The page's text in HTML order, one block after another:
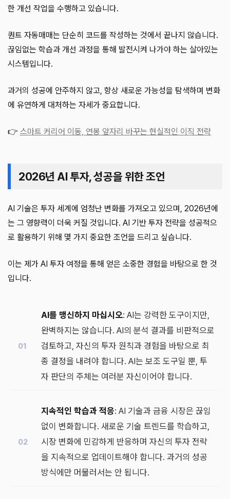
한 개선 작업을 수행하고 있습니다.
퀀트 자동매매는 단순히 코드를 작성하는 것에서 끝나지 않습니다.
끊임없는 학습과 개선 과정을 통해 발전시켜 나가야 하는 살아있는
시스템입니다.
과거의 성공에 안주하지 않고, 항상 새로운 가능성을 탐색하며 변화
에 유연하게 대처하는 자세가 중요합니다.
👉 스마트 커리어 이동, 연봉 앞자리 바꾸는 현실적인 이직 전략
2026년 AI 투자, 성공을 위한 조언
AI 기술은 투자 세계에 엄청난 변화를 가져오고 있으며, 2026년에
는 그 영향력이 더욱 커질 것입니다. AI 기반 투자 전략을 성공적으
로 활용하기 위해 몇 가지 중요한 조언을 드리고 싶습니다.
이는 제가 AI 투자 여정을 통해 얻은 소중한 경험을 바탕으로 한 것
입니다.
AI를 맹신하지 마십시오: AI는 강력한 도구이지만,
완벽하지는 않습니다. AI의 분석 결과를 비판적으로
검토하고, 자신의 투자 원칙과 경험을 바탕으로 최
종 결정을 내려야 합니다. AI는 보조 도구일 뿐, 투
자 판단의 주체는 여러분 자신이어야 합니다.
지속적인 학습과 적응: AI 기술과 금융 시장은 끊임
없이 변화합니다. 새로운 기술 트렌드를 학습하고,
시장 변화에 민감하게 반응하며 자신의 투자 전략
을 지속적으로 업데이트해야 합니다. 과거의 성공
방식에만 머물러서는 안 됩니다.